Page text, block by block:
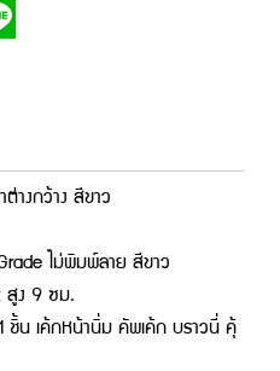
างกว้าง สีขาว
ไม่พิมพ์ลาย สีขาว
สูง 9 ซม.
1 ชิ้น เค้กหน้านิ่ม คัพเค้ก บราวนี่ คุ้